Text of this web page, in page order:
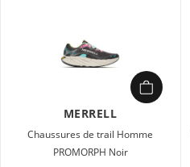
MERRELL
Chaussures de trail Homme
PROMORPH Noir